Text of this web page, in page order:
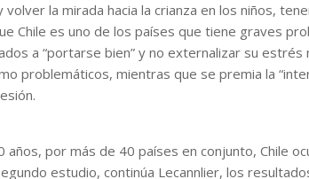
la mirada hacia la crianza en los niños,
Chile es uno de los países que tiene graves
a “portarse bien” y no externalizar su estrés
problemáticos, mientras que se premia la
años, por más de 40 países en conjunto, Chile
estudio, continúa Lecannlier, los